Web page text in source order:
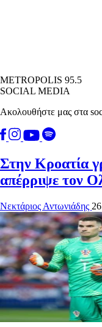
METROPOLIS 95.5
SOCIAL MEDIA
Ακολουθήστε μας στα
Στην Κροατία
απέρριψε τον
Νεκτάριος Αντωνιάδης